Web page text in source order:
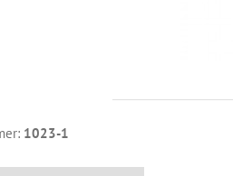
1023-1